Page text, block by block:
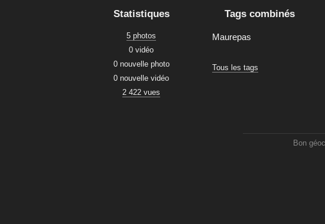
Statistiques
5 photos
0 vidéo
0 nouvelle photo
0 nouvelle vidéo
2 422 vues
Tags combinés
Maurepas
Tous les tags
Bon